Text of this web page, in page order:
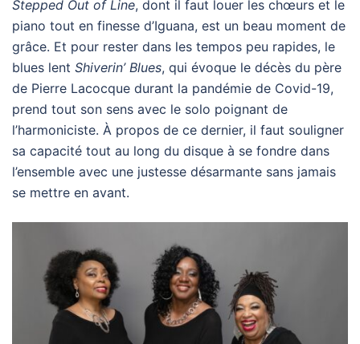
Stepped Out of Line, dont il faut louer les chœurs et le
piano tout en finesse d’Iguana, est un beau moment de
grâce. Et pour rester dans les tempos peu rapides, le
blues lent Shiverin’ Blues, qui évoque le décès du père
de Pierre Lacocque durant la pandémie de Covid-19,
prend tout son sens avec le solo poignant de
l’harmoniciste. À propos de ce dernier, il faut souligner
sa capacité tout au long du disque à se fondre dans
l’ensemble avec une justesse désarmante sans jamais
se mettre en avant.